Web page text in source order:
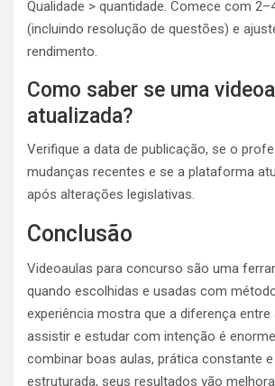
Qualidade > quantidade. Comece com
(incluindo resolução de questões) e
rendimento.
Como saber se uma
atualizada?
Verifique a data de publicação, se o
mudanças recentes e se a plataforma
após alterações legislativas.
Conclusão
Videoaulas para concurso são uma
quando escolhidas e usadas com
experiência mostra que a diferença
assistir e estudar com intenção é
combinar boas aulas, prática constante
estruturada, seus resultados vão